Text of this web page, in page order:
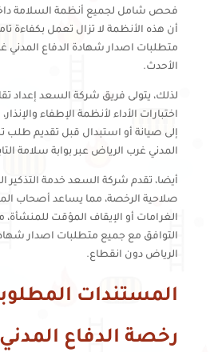
فحص شامل لجميع أنظمة السلامة
أن هذه الأنظمة لا تزال تعمل بكفاءة
متطلبات اصدار شهادة الدفاع
الأحدث.
لذلك، يتولى فريق شركة السعد إعداد
اختبارات الأداء لأنظمة الإطفاء
إلى صيانة أو استبدال قبل تقديم طلب
المدني غرب الرياض عبر بوابة سلامة
أيضا، تقدم شركة السعد خدمة التذكير
صلاحية الرخصة، مما يساعد أصحاب
الغرامات أو الإيقاف المؤقت
التوافق مع جميع متطلبات اصدار
الرياض دون انقطاع.
المستندات
رخصة الدفاع